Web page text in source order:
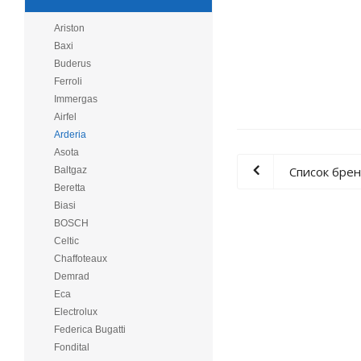
Список
Ariston
Baxi
Buderus
Ferroli
Immergas
Airfel
Arderia
Asota
Baltgaz
Beretta
Biasi
BOSCH
Celtic
Chaffoteaux
Demrad
Eca
Electrolux
Federica Bugatti
Fondital